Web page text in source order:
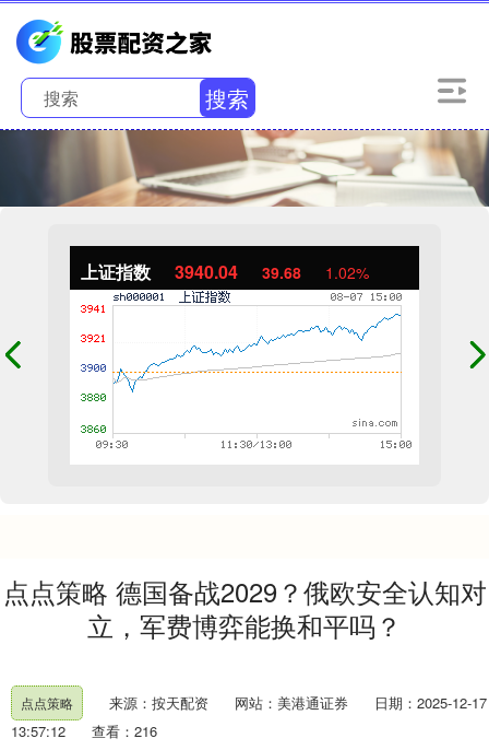
搜索
上证指数 3940.04 39.68 1.02%
点点策略 德国备战2029？俄欧安全认知对
立，军费博弈能换和平吗？
点点策略 来源：按天配资 网站：美港通证券
日期：2025-12-17
13:57:12
查看：216